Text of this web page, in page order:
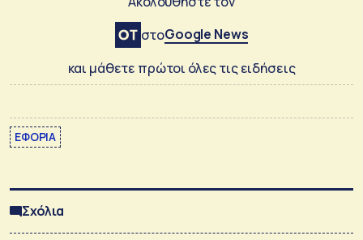
στοGoogle News
και μάθετε πρώτοι όλες τις ειδήσεις
ΕΦΟΡΙΑ
Σχόλια